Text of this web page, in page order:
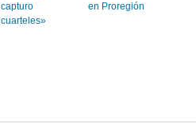
capturo
cuarteles»
en Proregión